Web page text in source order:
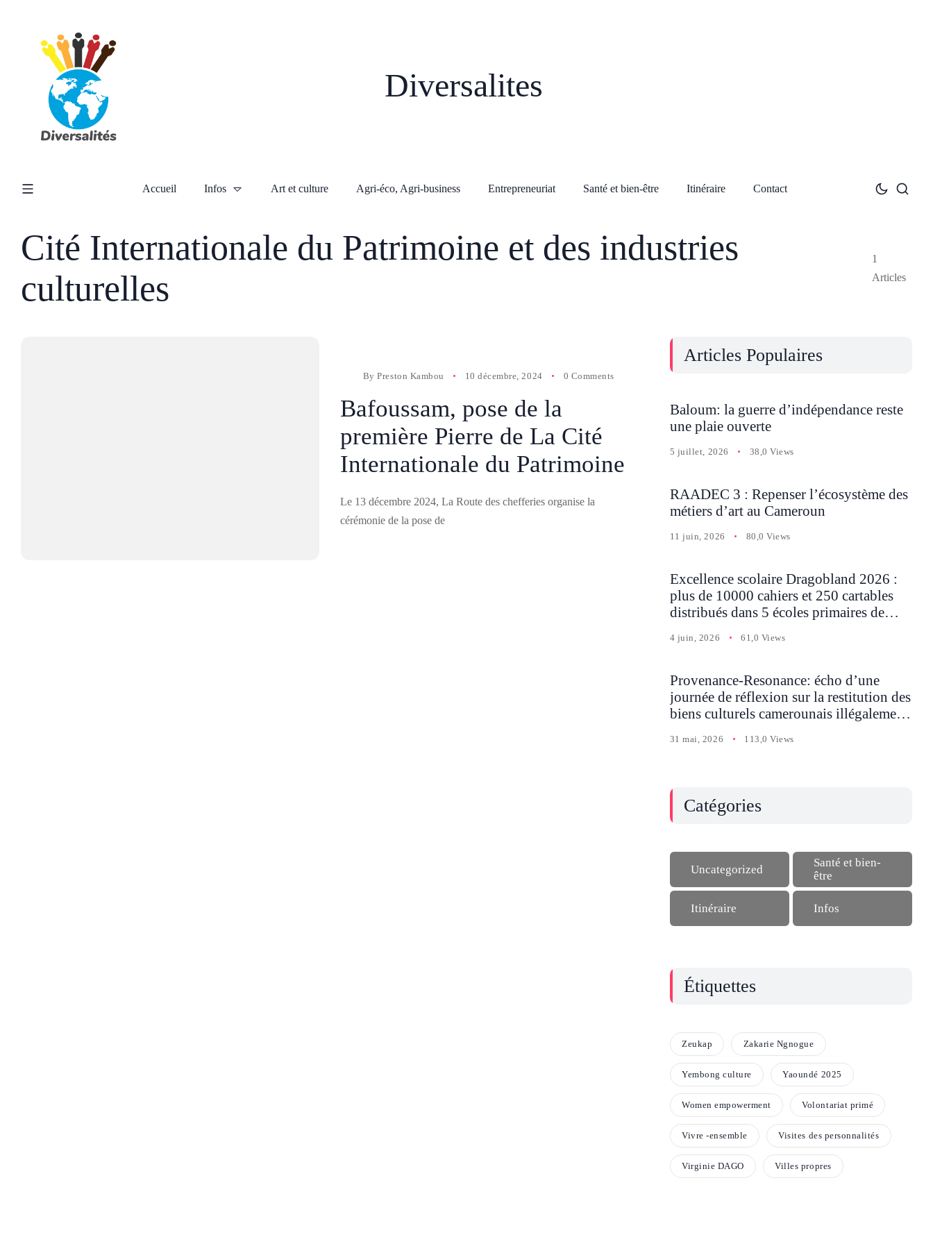
Diversalites
Accueil Infos Art et culture Agri-éco, Agri-business Entrepreneuriat Santé et bien-être Itinéraire Contact
Cité Internationale du Patrimoine et des industries
culturelles
1
Articles
ByPreston Kambou 10 décembre, 2024 0 Comments
Bafoussam, pose de la
première Pierre de La Cité
Internationale du Patrimoine
Le 13 décembre 2024, La Route des chefferies organise la
cérémonie de la pose de
Articles Populaires
Baloum: la guerre d’indépendance reste
une plaie ouverte
5 juillet, 2026 38,0 Views
RAADEC 3 : Repenser l’écosystème des
métiers d’art au Cameroun
11 juin, 2026 80,0 Views
Excellence scolaire Dragobland 2026 :
plus de 10000 cahiers et 250 cartables
distribués dans 5 écoles primaires de
4 juin, 2026 61,0 Views
Provenance-Resonance: écho d’une
journée de réflexion sur la restitution des
biens culturels camerounais illégalement
31 mai, 2026 113,0 Views
Catégories
Uncategorized
Santé et bien-
être
Itinéraire Infos
Étiquettes
Zeukap Zakarie Ngnogue
Yembong culture Yaoundé 2025
Women empowerment Volontariat primé
Vivre -ensemble Visites des personnalités
Virginie DAGO Villes propres